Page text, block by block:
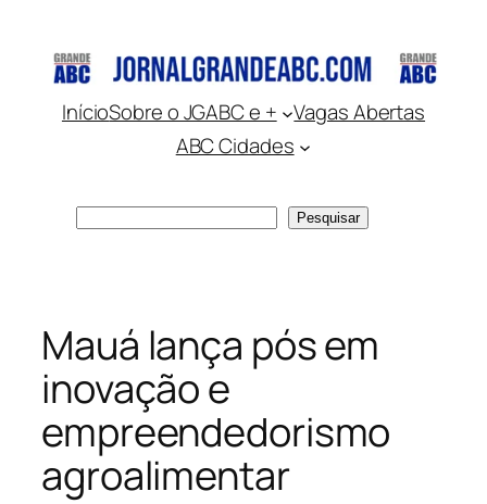
conteúdo
InícioSobre o JGABC e +
Vagas Abertas
ABC Cidades
Pesquisar
Mauá lança pós em
inovação e
empreendedorismo
agroalimentar